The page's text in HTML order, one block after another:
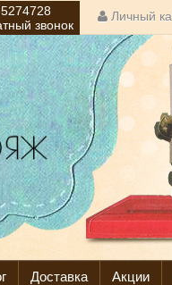
звонок
Личный
Доставка Акции